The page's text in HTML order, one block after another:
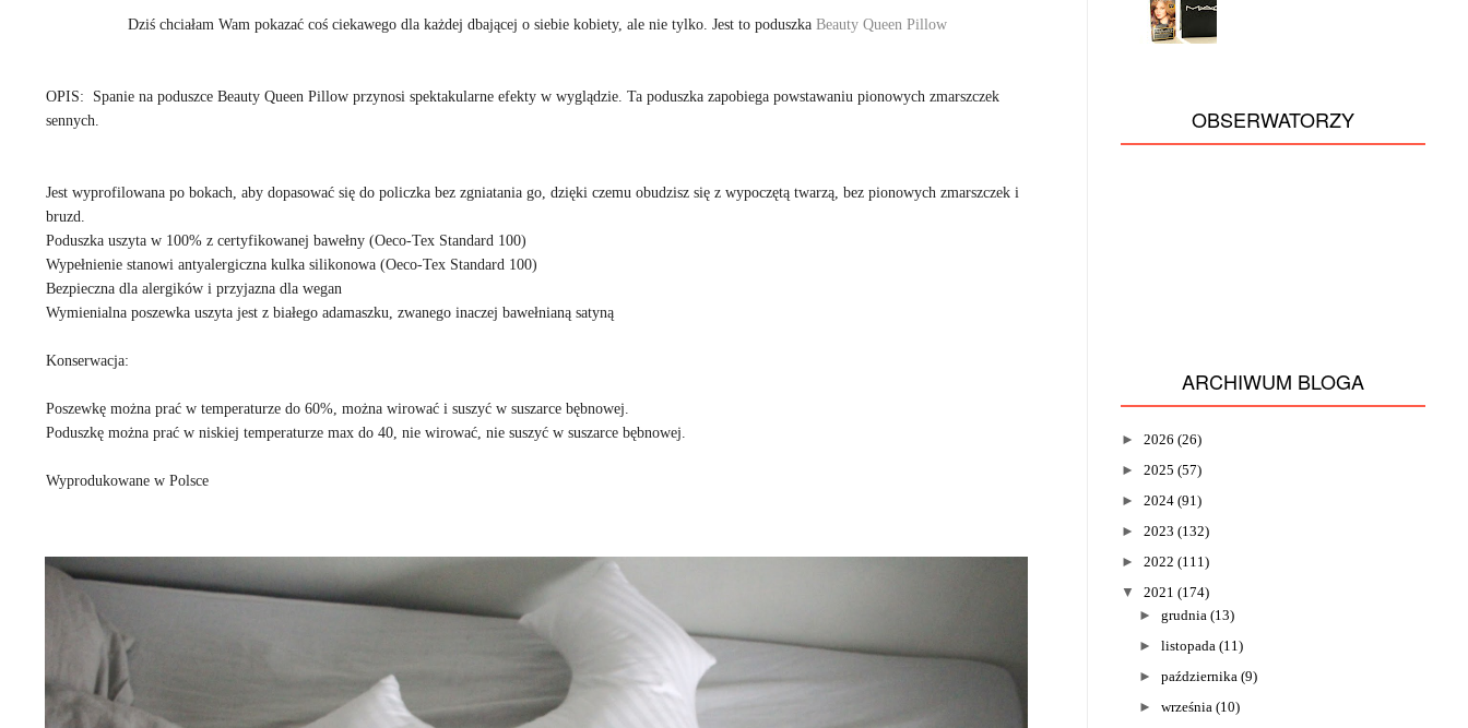
Dziś chciałam Wam pokazać coś ciekawego dla każdej dbającej o siebie kobiety, ale nie tylko. Jest to poduszka Beauty Queen Pillow
OPIS: Spanie na poduszce Beauty Queen Pillow przynosi spektakularne efekty w wyglądzie. Ta poduszka zapobiega powstawaniu pionowych zmarszczek
sennych.
Jest wyprofilowana po bokach, aby dopasować się do policzka bez zgniatania go, dzięki czemu obudzisz się z wypoczętą twarzą, bez pionowych zmarszczek i
bruzd.
Poduszka uszyta w 100% z certyfikowanej bawełny (Oeco-Tex Standard 100)
Wypełnienie stanowi antyalergiczna kulka silikonowa (Oeco-Tex Standard 100)
Bezpieczna dla alergików i przyjazna dla wegan
Wymienialna poszewka uszyta jest z białego adamaszku, zwanego inaczej bawełnianą satyną
Konserwacja:
Poszewkę można prać w temperaturze do 60%, można wirować i suszyć w suszarce bębnowej.
Poduszkę można prać w niskiej temperaturze max do 40, nie wirować, nie suszyć w suszarce bębnowej.
Wyprodukowane w Polsce
OBSERWATORZY
ARCHIWUM BLOGA
► 2026 (26)
► 2025 (57)
► 2024 (91)
► 2023 (132)
► 2022 (111)
▼
2021 (174)
► grudnia (13)
► listopada (11)
► października (9)
► września (10)